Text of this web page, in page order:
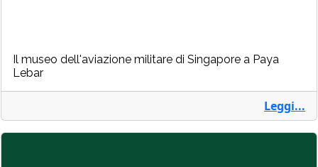
Il museo dell'aviazione militare di Singapore a Paya
Lebar
Leggi...